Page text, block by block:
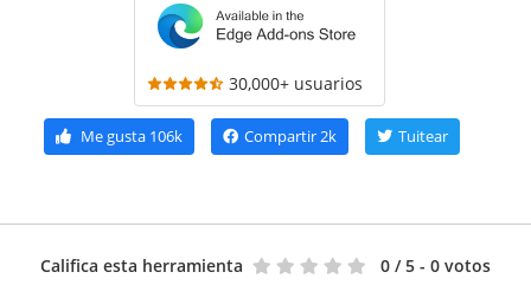
30,000+ usuarios
Me gusta106k Compartir 2k Tuitear
Califica esta herramienta 0 / 5 - 0 votos